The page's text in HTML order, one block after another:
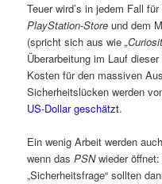
Teuer wird’s in jedem Fall
PlayStation-Store und dem
(spricht sich aus wie
Überarbeitung im Lauf
Kosten für den massiven
Sicherheitslücken werden
US-Dollar geschätzt.
Ein wenig Arbeit werden
wenn dasPSNwieder öffnet:
„Sicherheitsfrage“ sollten